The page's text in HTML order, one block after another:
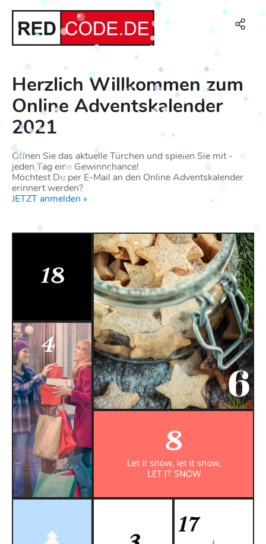
Herzlich Willkommen zum
Online Adventskalender
2021
Öffnen Sie das aktuelle Türchen und spielen Sie mit -
jeden Tag eine Gewinnchance!
Möchtest Du per E-Mail an den Online Adventskalender
erinnert werden?
JETZT anmelden »